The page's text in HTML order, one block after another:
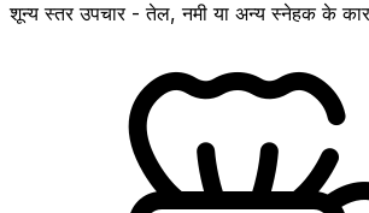
शून्य स्तर उपचार - तेल, नमी या अन्य स्नेहक के